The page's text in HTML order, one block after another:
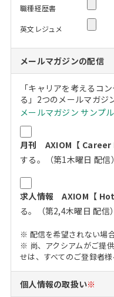
職種経歴書
英文レジュメ
メールマガジンの配信
「キャリアを考えるコ
る」2つのメールマガジ
メールマガジン サンプル
月刊 AXIOM【 Career
する。（第1木曜日 配信）
求人情報 AXIOM【
る。（第2,4木曜日 配信）
※ 配信を希望されない場
※ 尚、アクシアムがご提
せは、すべてのご登録者
個人情報の取扱い※